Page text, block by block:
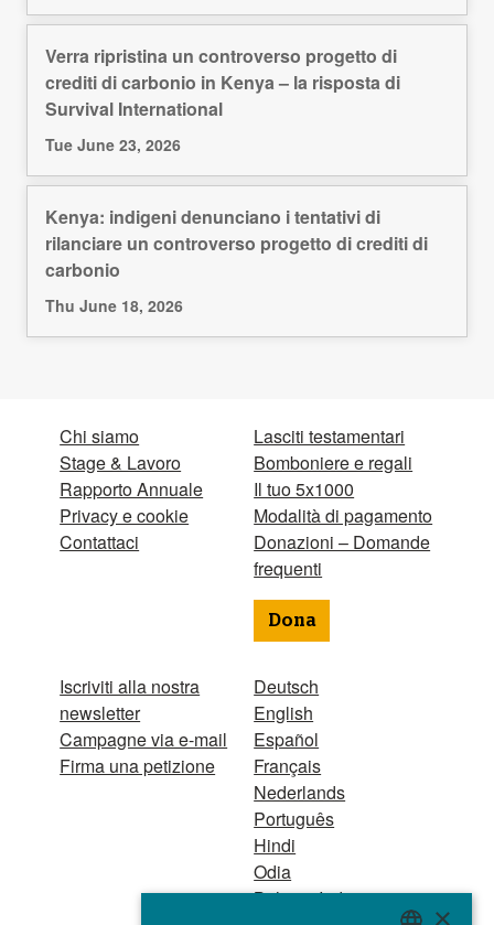
Verra ripristina un controverso progetto di
crediti di carbonio in Kenya – la risposta di
Survival International
Tue June 23, 2026
Kenya: indigeni denunciano i tentativi di
rilanciare un controverso progetto di crediti di
carbonio
Thu June 18, 2026
Chi siamo
Stage & Lavoro
Rapporto Annuale
Privacy e cookie
Contattaci
Iscriviti alla nostra
newsletter
Campagne via e-mail
Firma una petizione
Lasciti testamentari
Bomboniere e regali
Il tuo 5x1000
Modalità di pagamento
Donazioni – Domande
frequenti
Dona
Deutsch
English
Español
Français
Nederlands
Português
Hindi
Odia
Bahasa Indonesia
×